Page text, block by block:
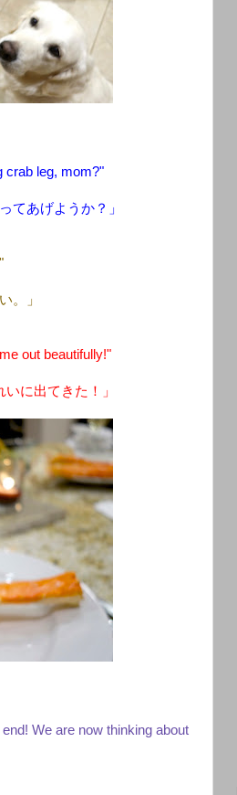
crab leg, mom?"
てあげようか？」
。」
out beautifully!"
に出てきた！」
We are now thinking about